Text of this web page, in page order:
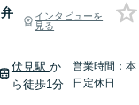
弁
インタビューを
見る
伏見駅 か
ら徒歩1分
営業時間：本
日定休日